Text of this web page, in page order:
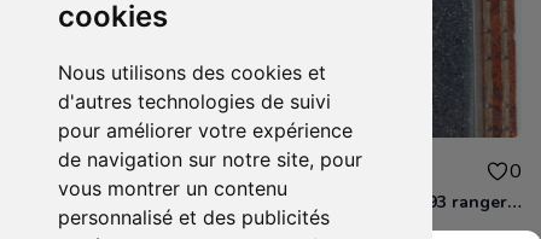
cookies
Nous utilisons des cookies et
d'autres technologies de suivi
pour améliorer votre expérience
de navigation sur notre site, pour
vous montrer un contenu
personnalisé et des publicités
15.00€ 0
D&D - 88286 paladin human male Miniature - Donjons Dragons
12.00€ 0
D&D - WOC 40093 ranger human female Miniature - Donjons Dragons